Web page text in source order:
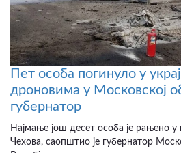
Пет особа погинуло у
дроновима у Московској
губернатор
Најмање још десет особа је рањено у
Чехова, саопштио је губернатор